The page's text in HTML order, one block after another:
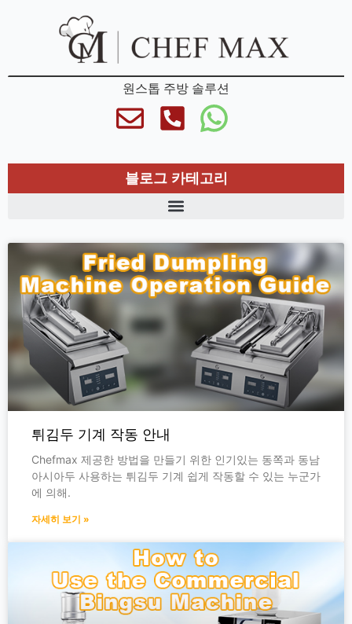
원스톱 주방 솔루션
블로그 카테고리
튀김두 기계 작동 안내
Chefmax 제공한 방법을 만들기 위한 인기있는 동쪽과 동남
아시아두 사용하는 튀김두 기계 쉽게 작동할 수 있는 누군가
에 의해.
자세히 보기 »